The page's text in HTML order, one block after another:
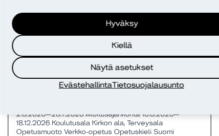
Hyväksy
Kiellä
Näytä asetukset
EvästehallintaTietosuojalausunto
Kriittisesti sairaan hoitotyö
https://www.diak.fi/avoimen-amkn-kurssi/kriittisesti-
sairaan-hoitotyo-ksposkvs26diak
Avoin AMK Kriittisesti sairaan hoitotyö
(KSPOSKVS26DIAK) Koulutustyyppi
2.6.2026—26.7.2026 Aloitusajankohta 10.8.2026—
18.12.2026 Koulutusala Kirkon ala, Terveysala
Opetusmuoto Verkko-opetus Opetuskieli Suomi